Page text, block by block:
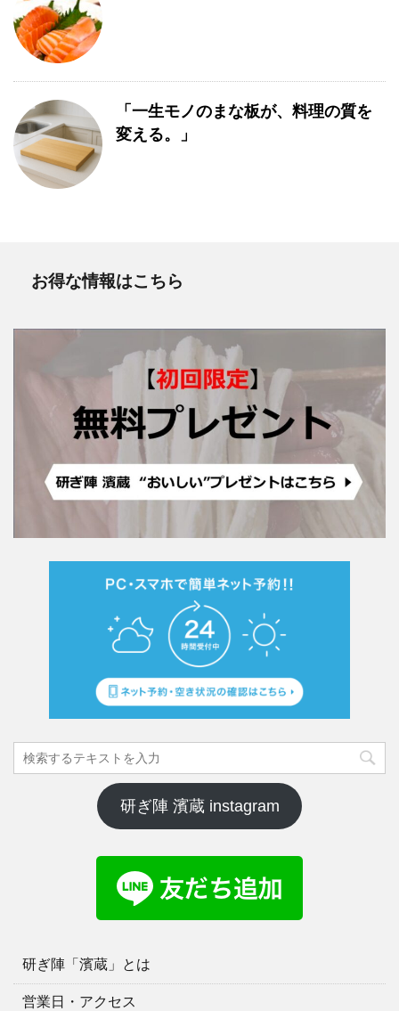
「一生モノのまな板が、料理の質を
変える。」
お得な情報はこちら
研ぎ陣 濱蔵 instagram
研ぎ陣「濱蔵」とは
営業日・アクセス